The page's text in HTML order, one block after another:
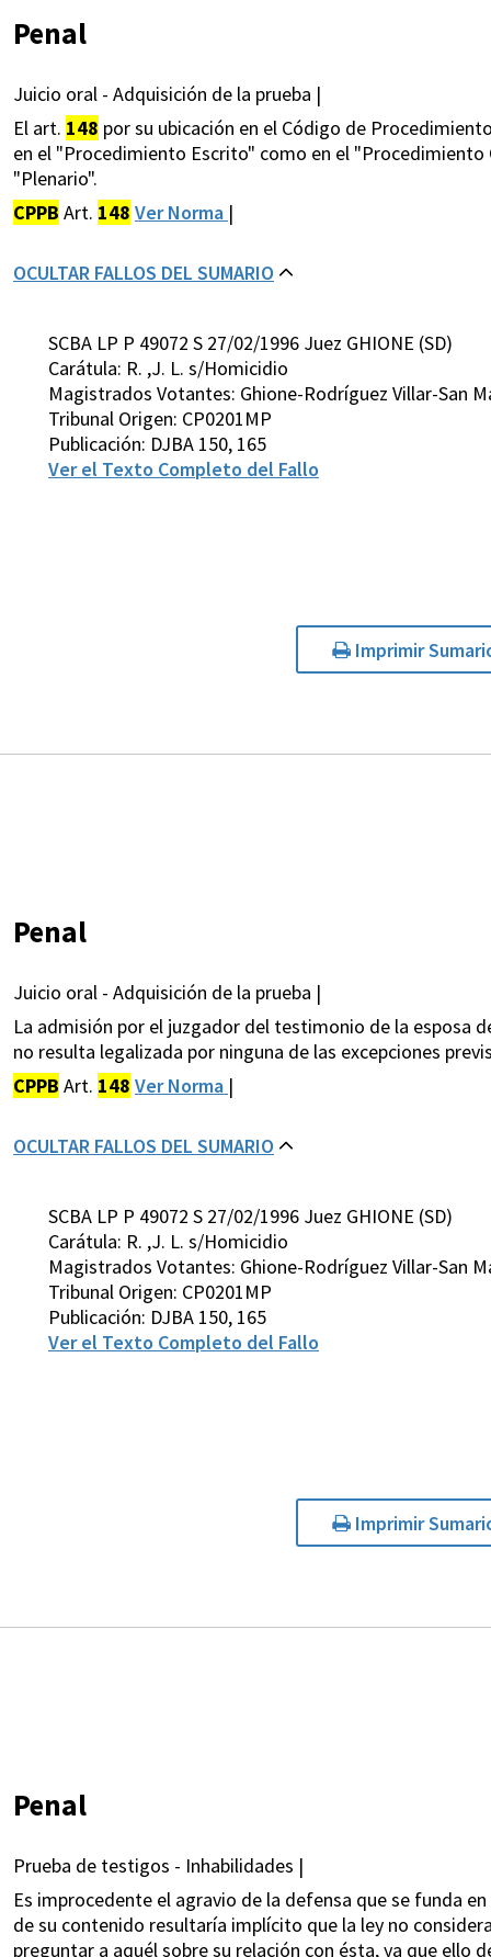
Penal
Juicio oral - Adquisición de la prueba |
El art. 148 por su ubicación en el Código de
en el "Procedimiento Escrito" como en el
"Plenario".
CPPB Art. 148 Ver Norma |
OCULTAR FALLOS DEL SUMARIO
SCBA LP P 49072 S 27/02/1996 Juez GHIONE (SD)
Carátula: R. ,J. L. s/Homicidio
Magistrados Votantes: Ghione-Rodríguez Villar-San
Tribunal Origen: CP0201MP
Publicación: DJBA 150, 165
Ver el Texto Completo del Fallo
Imprimir
Penal
Juicio oral - Adquisición de la prueba |
La admisión por el juzgador del testimonio de la esposa
no resulta legalizada por ninguna de las excepciones
CPPB Art. 148 Ver Norma |
OCULTAR FALLOS DEL SUMARIO
SCBA LP P 49072 S 27/02/1996 Juez GHIONE (SD)
Carátula: R. ,J. L. s/Homicidio
Magistrados Votantes: Ghione-Rodríguez Villar-San
Tribunal Origen: CP0201MP
Publicación: DJBA 150, 165
Ver el Texto Completo del Fallo
Imprimir
Penal
Prueba de testigos - Inhabilidades |
Es improcedente el agravio de la defensa que se funda
de su contenido resultaría implícito que la ley no
preguntar a aquél sobre su relación con ésta, ya que